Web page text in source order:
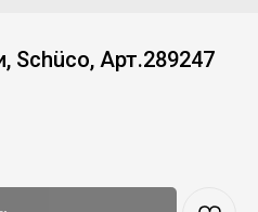
Schüco, Арт.289247